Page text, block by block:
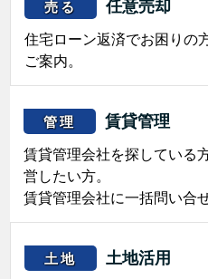
売る 任意売却
住宅ローン返済でお困りの
ご案内。
管理 賃貸管理
賃貸管理会社を探している
営したい方。
賃貸管理会社に一括問い合せ
土地 土地活用